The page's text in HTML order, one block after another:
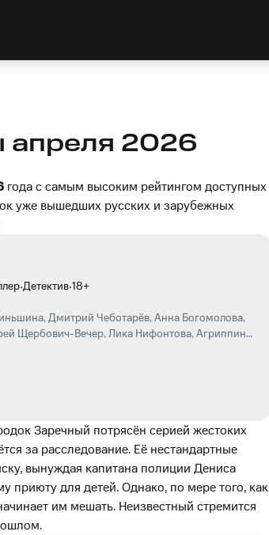
2026
года с самым высоким рейтингом доступных
уже вышедших русских и зарубежных
·Детектив·18+
,Дмитрий Чеботарёв,Анна Богомолова,
Щербович-Вечер,Лика Нифонтова,Агриппина
Заречный потрясён серией жестоких
за расследование. Её нестандартные
вынуждая капитана полиции Дениса
приюту для детей. Однако, по мере того, как
им мешать. Неизвестный стремится